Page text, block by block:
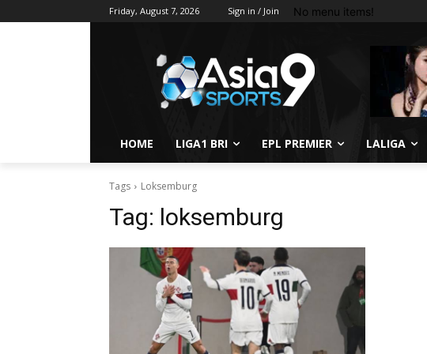
Friday, August 7, 2026 Sign in / Join No menu items!
HOME LIGA1 BRI EPL PREMIER LALIGA
Tags Loksemburg
Tag: loksemburg